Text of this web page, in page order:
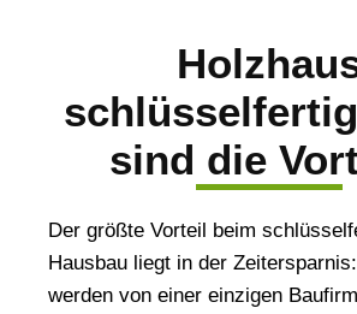
sind die
Der größte Vorteil beim
Hausbau liegt in der
werden von einer einzigen